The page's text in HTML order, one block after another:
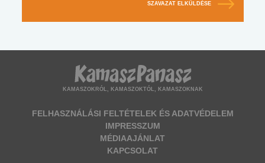
SZAVAZAT ELKÜLDÉSE
KAMASZOKRÓL, KAMASZOKTÓL, KAMASZOKNAK
FELHASZNÁLÁSI FELTÉTELEK ÉS ADATVÉDELEM
IMPRESSZUM
MÉDIAAJÁNLAT
KAPCSOLAT